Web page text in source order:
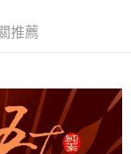
示為準，若有關於
繫「AFTEE先享後付
後付」服務完成之交
相關給付款項請求債
推薦